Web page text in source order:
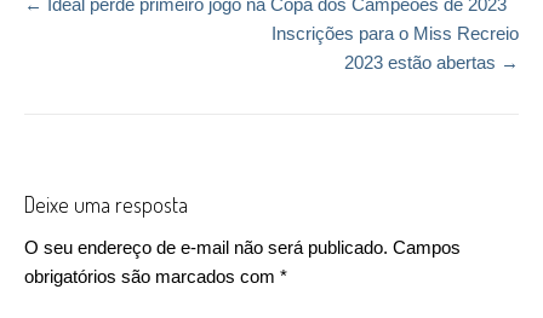
Post navigation
← Ideal perde primeiro jogo na Copa dos Campeões de 2023
Inscrições para o Miss Recreio
2023 estão abertas →
Deixe uma resposta
O seu endereço de e-mail não será publicado. Campos
obrigatórios são marcados com *